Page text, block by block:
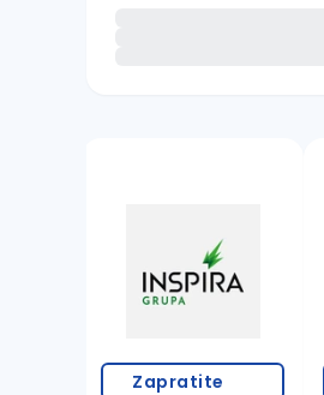
proverite
povećajte radijus
Zapratite